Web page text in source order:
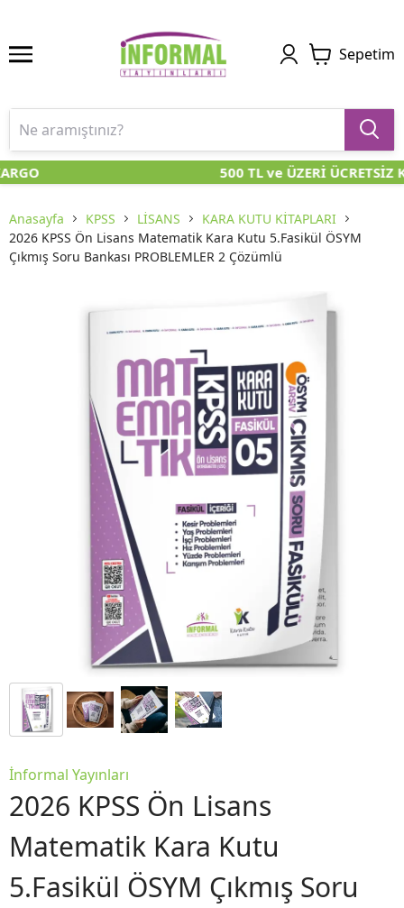
Sepetim
500 TL ve ÜZERİ ÜCRETSİZ
Anasayfa KPSS LİSANS
KARA KUTU KİTAPLARI
2026 KPSS Ön Lisans Matematik Kara Kutu 5.Fasikül ÖSYM
Çıkmış Soru Bankası PROBLEMLER 2 Çözümlü
İnformal Yayınları
2026 KPSS Ön Lisans
Matematik Kara Kutu
5.Fasikül ÖSYM Çıkmış Soru